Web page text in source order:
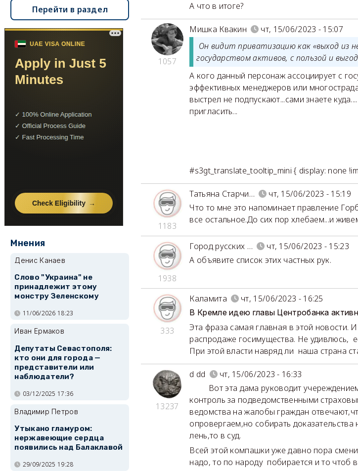
А что в итоге?
1057
Мишка Квакин
чт, 15/06/2023 - 15:07
Он видит приватизацию как «выход из
государством активов, с пользой и
А кого данный персонаж ассоциирует с
эффективных менеджеров или
выстрел не подпускают...сами знаете
пригласить...
#s3gt_translate_tooltip_mini { display: none
1183
Татьяна Старчи…
чт, 15/06/2023 - 15:19
Что то мне это напоминает правление
все остальное.До сих пор хлебаем...и
1938
Город русских …
чт, 15/06/2023 - 15:23
А объявите список этих частных рук.
333
Каламита чт, 15/06/2023 - 16:25
В Кремле идею главы Центробанка
Эта фраза самая главная в этой новости.
распродаже госимущества. Не удивлюсь,
При этой власти навряд ли наша страна
13237
d dd
чт, 15/06/2023 - 16:33
Вот эта дама руководит
контроль за подведомственными
ведомства на жалобы граждан
опровергаем,но собирать
лень,то в суд.
Всей этой компашки уже давно пора
надо, то по народу побирается и то чтоб в
Перейти в раздел
Мнения
Денис Канаев
Слово "Украина" не
принадлежит этому
монстру Зеленскому
11/06/2026 18:23
Иван Ермаков
Депутаты Севастополя:
кто они для города —
представители или
наблюдатели?
03/12/2025 17:36
Владимир Петров
Утыкано гламуром:
нержавеющие сердца
появились над Балаклавой
29/09/2025 19:28